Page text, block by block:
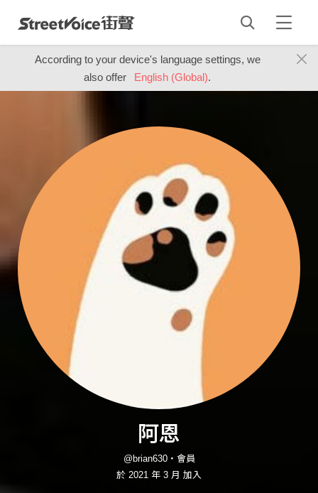
According to your device's language settings, we
also offer
English (Global).
阿恩
@brian630・會員
於 2021 年 3 月 加入